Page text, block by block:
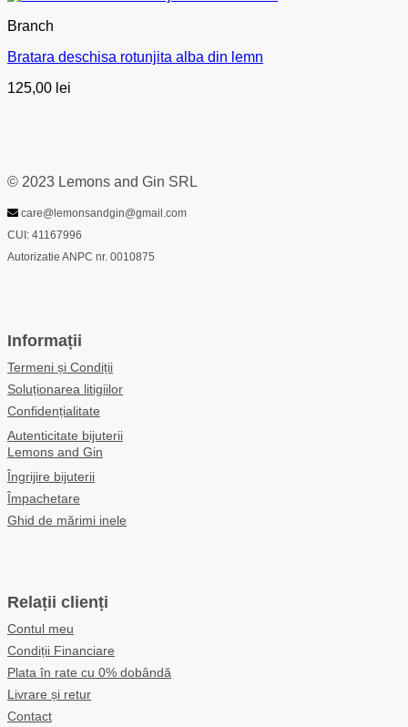
Branch
Bratara deschisa rotunjita alba din lemn
125,00 lei
© 2023 Lemons and Gin SRL
care@lemonsandgin@gmail.com
CUI: 41167996
Autorizatie ANPC nr. 0010875
Informații
Termeni și Condiții
Soluționarea litigiilor
Confidențialitate
Autenticitate bijuterii
Lemons and Gin
Îngrijire bijuterii
Împachetare
Ghid de mărimi inele
Relații clienți
Contul meu
Condiții Financiare
Plata în rate cu 0% dobândă
Livrare și retur
Contact